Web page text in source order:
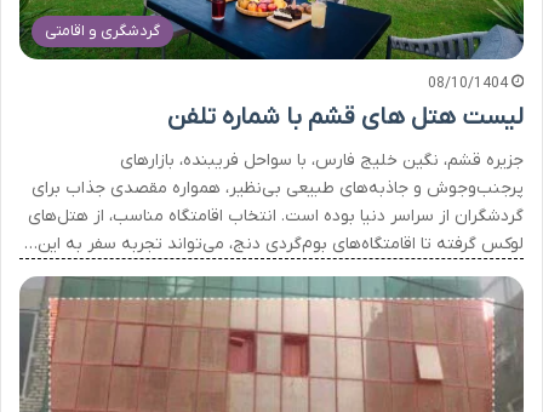
گردشگری و اقامتی
08/10/1404
لیست هتل های قشم با شماره تلفن
جزیره قشم، نگین خلیج فارس، با سواحل فریبنده، بازارهای
پرجنب‌وجوش و جاذبه‌های طبیعی بی‌نظیر، همواره مقصدی جذاب برای
گردشگران از سراسر دنیا بوده است. انتخاب اقامتگاه مناسب، از هتل‌های
لوکس گرفته تا اقامتگاه‌های بوم‌گردی دنج، می‌تواند تجربه سفر به این…